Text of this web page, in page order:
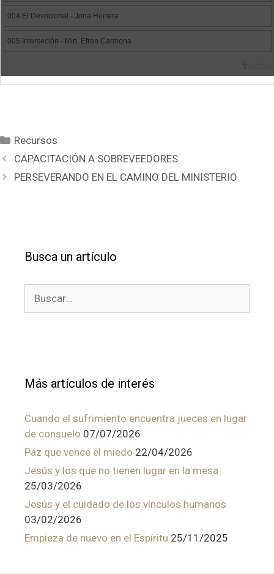
Categorías
Recursos
CAPACITACIÓN A SOBREVEEDORES
PERSEVERANDO EN EL CAMINO DEL MINISTERIO
Busca un artículo
Más artículos de interés
Cuando el sufrimiento encuentra jueces en lugar
de consuelo 07/07/2026
Paz que vence el miedo 22/04/2026
Jesús y los que no tienen lugar en la mesa
25/03/2026
Jesús y el cuidado de los vínculos humanos
03/02/2026
Empieza de nuevo en el Espíritu 25/11/2025